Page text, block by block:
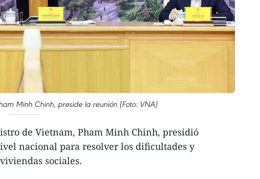
Minh Chinh, preside la reunión (Foto: VNA)
de Vietnam, Pham Minh Chinh, presidió
nacional para resolver los dificultades y
sociales.